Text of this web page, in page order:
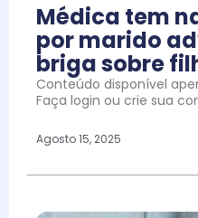
Médica tem
por marido
briga sobre
Conteúdo disponível
Faça login ou crie sua
Agosto 15, 2025